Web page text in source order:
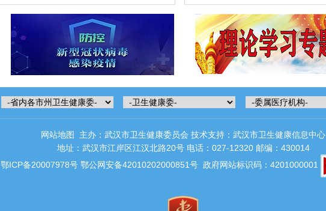
网站地图
主办：武汉市卫生健康委员会 技术支持：武汉市卫生健康信息中心
地址：武汉市江岸区江汉北路20号 电话：027-12320 邮编：430014
鄂ICP备20007978号 鄂公网安备42010202000851号 政府网站标识码：4201000001